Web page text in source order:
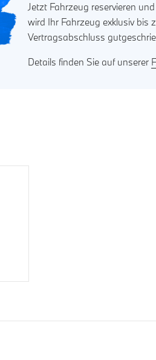
Jetzt Fahrzeug reservieren
wird Ihr Fahrzeug exklusiv bis
Vertragsabschluss
Details finden Sie auf unserer